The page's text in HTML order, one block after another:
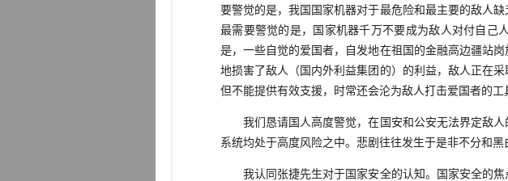
要警觉的是，我国国家机器对于最危险和最主要的敌人
最需要警觉的是，国家机器千万不要成为敌人对付自己
是，一些自觉的爱国者，自发地在祖国的金融高边疆站
地损害了敌人（国内外利益集团的）的利益，敌人正在
但不能提供有效支援，时常还会沦为敌人打击爱国者的工
我们恳请国人高度警觉，在国安和公安无法界定敌人
系统均处于高度风险之中。悲剧往往发生于是非不分和黑
我认同张捷先生对于国家安全的认知。国家安全的焦